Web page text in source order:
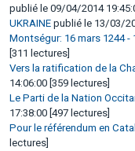
publié le 09/04/2014
UKRAINE publié le 13/03/
Montségur: 16 mars 1244 -
[311 lectures]
Vers la ratification de la
14:06:00 [359 lectures]
Le Parti de la Nation
17:38:00 [497 lectures]
Pour le référendum en
lectures]